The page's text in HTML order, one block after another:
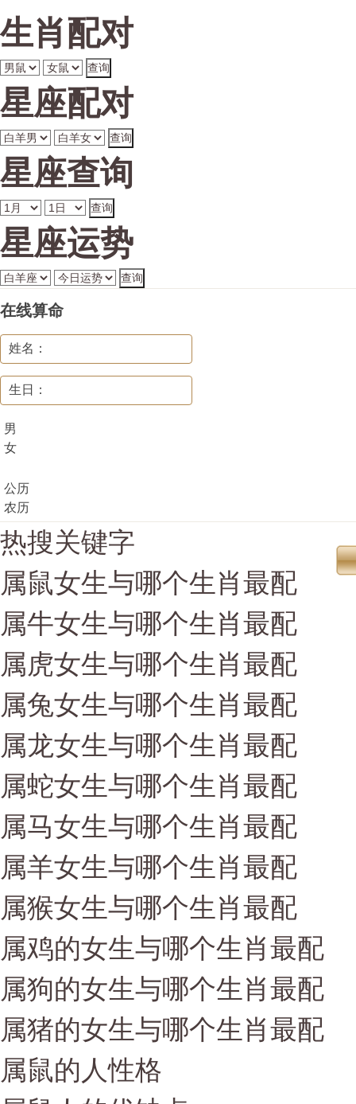
生肖配对
星座配对
星座查询
星座运势
在线算命
姓名：
生日：
男
女
公历
农历
热搜关键字
属鼠女生与哪个生肖最配
属牛女生与哪个生肖最配
属虎女生与哪个生肖最配
属兔女生与哪个生肖最配
属龙女生与哪个生肖最配
属蛇女生与哪个生肖最配
属马女生与哪个生肖最配
属羊女生与哪个生肖最配
属猴女生与哪个生肖最配
属鸡的女生与哪个生肖最配
属狗的女生与哪个生肖最配
属猪的女生与哪个生肖最配
属鼠的人性格